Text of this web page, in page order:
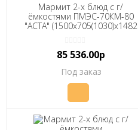
Мармит 2-х блюд с г/
ёмкостями ПМЭС-70КМ-80
"АСТА" (1500x705(1030)x1482
85 536.00р
Под заказ